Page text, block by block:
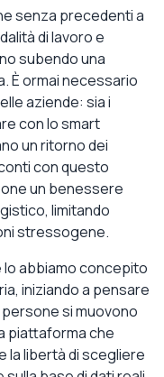
senza precedenti a
di lavoro e
subendo una
È ormai necessario
aziende: sia i
con lo smart
un ritorno dei
con questo
un benessere
limitando
stressogene.
lo abbiamo concepito
iniziando a pensare
persone si muovono
piattaforma che
la libertà di scegliere